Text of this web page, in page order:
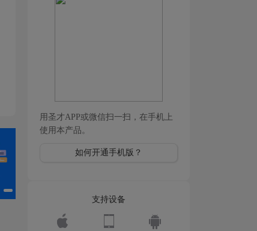
用圣才APP或微信扫一扫，在手机上
使用本产品。
如何开通手机版？
支持设备